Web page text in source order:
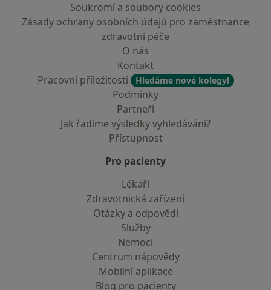
Soukromí a soubory cookies
Zásady ochrany osobních údajů pro zaměstnance
zdravotní péče
O nás
Kontakt
Pracovní příležitosti
Hledáme nové kolegy!
Podmínky
Partneři
Jak řadíme výsledky vyhledávání?
Přístupnost
Pro pacienty
Lékaři
Zdravotnická zařízení
Otázky a odpovědi
Služby
Nemoci
Centrum nápovědy
Mobilní aplikace
Blog pro pacienty